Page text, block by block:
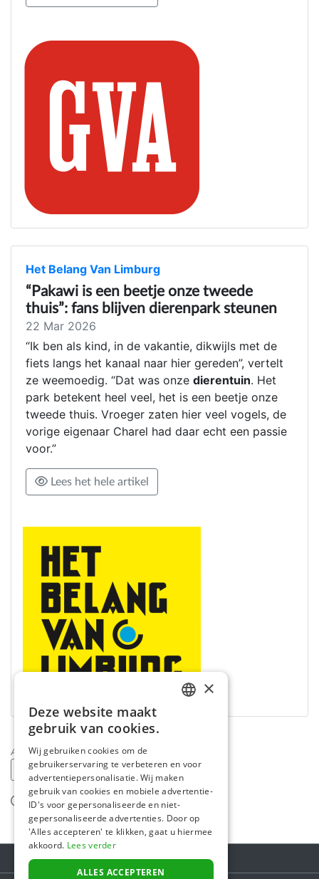
Het Belang Van Limburg
“Pakawi is een beetje onze tweede
thuis”: fans blijven dierenpark steunen
22 Mar 2026
“Ik ben als kind, in de vakantie, dikwijls met de
fiets langs het kanaal naar hier gereden”, vertelt
ze weemoedig. “Dat was onze dierentuin. Het
park betekent heel veel, het is een beetje onze
tweede thuis. Vroeger zaten hier veel vogels, de
vorige eigenaar Charel had daar echt een passie
voor.”
Lees het hele artikel
Andere acties in :
Dieren Familie Goede Doelen
Misbruik melden
ENGLISH
×
Deze website maakt
gebruik van cookies.
Wij gebruiken cookies om de
gebruikerservaring te verbeteren en voor
advertentiepersonalisatie. Wij maken
gebruik van cookies en mobiele advertentie-
ID's voor gepersonaliseerde en niet-
gepersonaliseerde advertenties. Door op
'Alles accepteren' te klikken, gaat u hiermee
akkoord. Lees verder
ALLES ACCEPTEREN